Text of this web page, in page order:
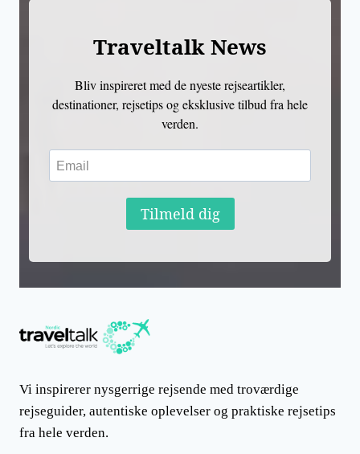
Traveltalk News
Bliv inspireret med de nyeste rejseartikler,
destinationer, rejsetips og eksklusive tilbud fra hele
verden.
Tilmeld dig
Vi inspirerer nysgerrige rejsende med troværdige
rejseguider, autentiske oplevelser og praktiske rejsetips
fra hele verden.